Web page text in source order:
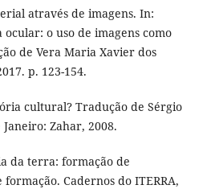
através de imagens. In:
ocular: o uso de imagens como
de Vera Maria Xavier dos
p. 123-154.
cultural? Tradução de Sérgio
Janeiro: Zahar, 2008.
da terra: formação de
Cadernos do ITERRA,